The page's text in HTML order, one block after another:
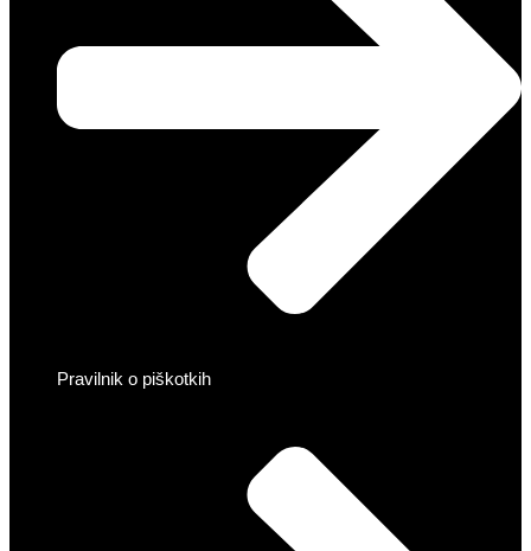
Pravilnik o piškotkih